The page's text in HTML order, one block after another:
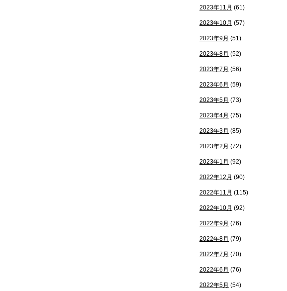
2023年11月 (61)
2023年10月 (57)
2023年9月 (51)
2023年8月 (52)
2023年7月 (56)
2023年6月 (59)
2023年5月 (73)
2023年4月 (75)
2023年3月 (85)
2023年2月 (72)
2023年1月 (92)
2022年12月 (90)
2022年11月 (115)
2022年10月 (92)
2022年9月 (76)
2022年8月 (79)
2022年7月 (70)
2022年6月 (76)
2022年5月 (54)